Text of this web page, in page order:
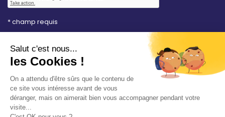
* champ requis
vous envoyer les lettres d'information de la Mairie de
Saint-Aubin-sur-Mer. Vous pouvez à tout moment
utiliser le lien de désabonnement intégré dans la
newsletter. Consultez notre
confidentialitépour en savoir plus.